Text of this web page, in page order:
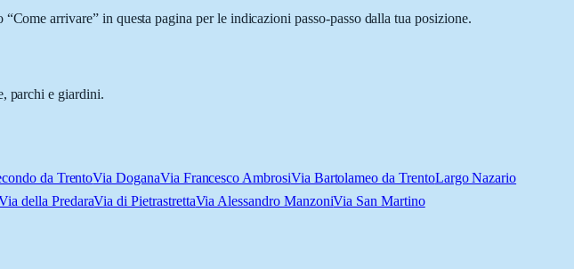
arrivare” in questa pagina per le indicazioni passo-passo dalla tua posizione.
parchi e giardini.
da TrentoVia DoganaVia Francesco AmbrosiVia Bartolameo da TrentoLargo Nazario
della PredaraVia di PietrastrettaVia Alessandro ManzoniVia San Martino